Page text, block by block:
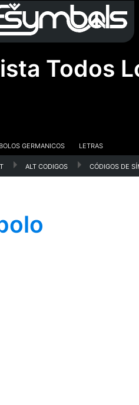
Todos
Germanicos
Letras
alt codigos códigos de